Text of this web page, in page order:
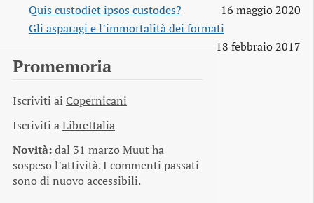
Quis custodiet ipsos custodes?
16 maggio 2020
Gli asparagi e l’immortalità dei formati
18 febbraio 2017
Promemoria
Iscriviti ai Copernicani
Iscriviti aLibreItalia
Novità:dal 31 marzo Muut ha
sospeso l’attività. I commenti passati
sono di nuovo accessibili.